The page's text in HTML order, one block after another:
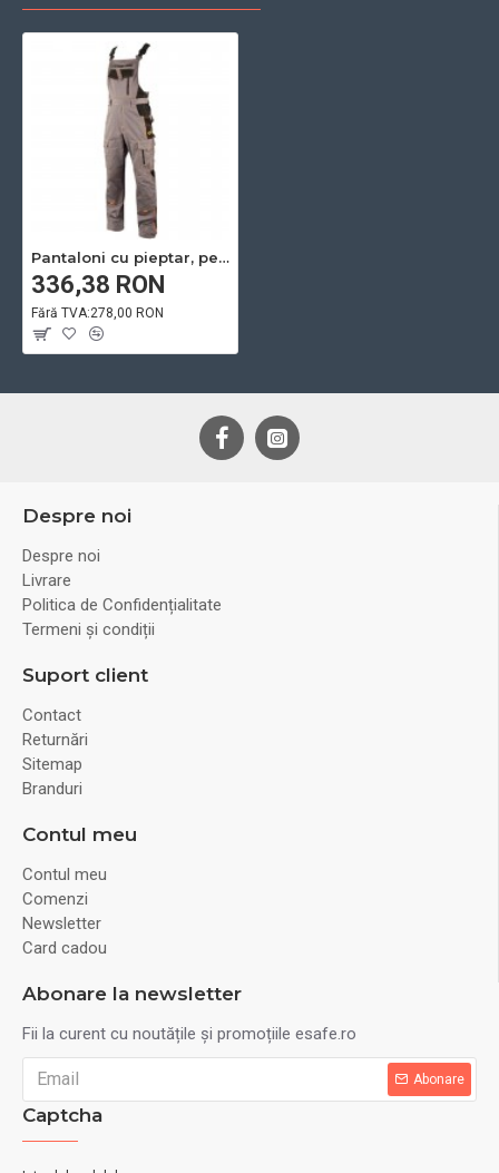
Pantaloni cu pieptar, pentru iarna - Vision
336,38 RON
Fără TVA:278,00 RON
Despre noi
Despre noi
Livrare
Politica de Confidențialitate
Termeni și condiții
Suport client
Contact
Returnări
Sitemap
Branduri
Contul meu
Contul meu
Comenzi
Newsletter
Card cadou
Abonare la newsletter
Fii la curent cu noutățile și promoțiile esafe.ro
Abonare
Captcha